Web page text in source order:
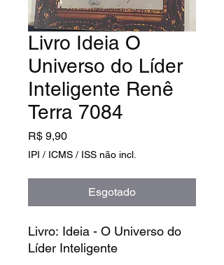
Livro Ideia O
Universo do Líder
Inteligente Renê
Terra 7084
R$ 9,90Preço
IPI / ICMS / ISS não incl.
Esgotado
Livro: Ideia - O Universo do
Líder Inteligente